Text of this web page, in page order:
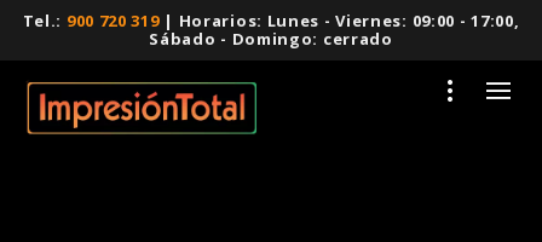
Tel.: 900 720 319| Horarios: Lunes - Viernes: 09:00 - 17:00,
Sábado - Domingo: cerrado